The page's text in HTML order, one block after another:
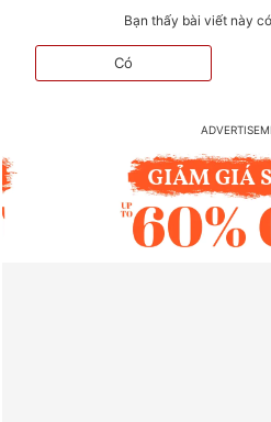
Bạn thấy bài viết này
Có